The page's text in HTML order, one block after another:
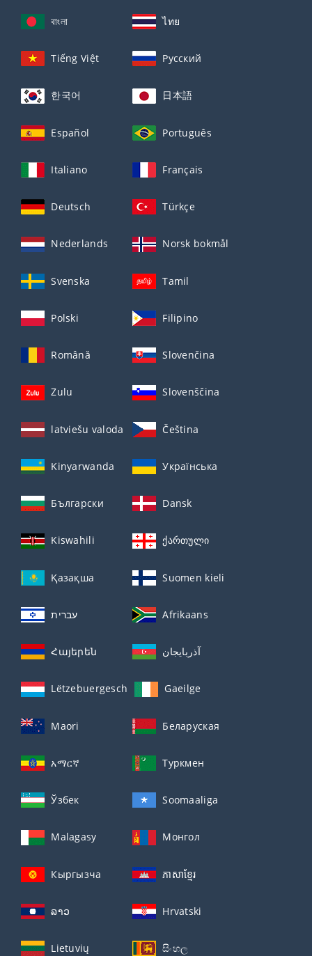
বাংলা ไทย
Tiếng Việt Русский
한국어 日本語
Español Português
Italiano Français
Deutsch Türkçe
Nederlands Norsk bokmål
Svenska Tamil
Polski Filipino
Română Slovenčina
Zulu Slovenščina
latviešu valoda Čeština
Kinyarwanda Українська
Български Dansk
Kiswahili ქართული
Қазақша Suomen kieli
עברית Afrikaans
Հայերեն آذربايجان
Lëtzebuergesch Gaeilge
Maori Беларуская
አማርኛ Туркмен
Ўзбек Soomaaliga
Malagasy Монгол
Кыргызча ភាសាខ្មែរ
ລາວ Hrvatski
Lietuvių සිංහල